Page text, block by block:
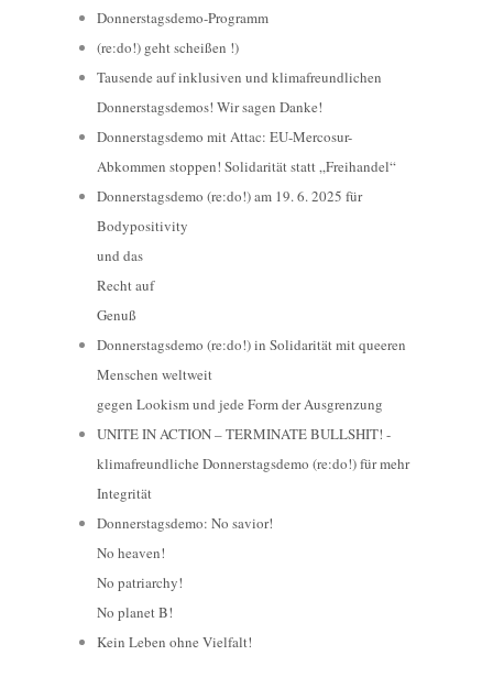
Donnerstagsdemo-Programm
(re:do!) geht scheißen !)
Tausende auf inklusiven und klimafreundlichen
Donnerstagsdemos! Wir sagen Danke!
Donnerstagsdemo mit Attac: EU-Mercosur-
Abkommen stoppen! Solidarität statt „Freihandel“
Donnerstagsdemo (re:do!) am 19. 6. 2025 für
Bodypositivity
und das
Recht auf
Genuß
Donnerstagsdemo (re:do!) in Solidarität mit queeren
Menschen weltweit
gegen Lookism und jede Form der Ausgrenzung
UNITE IN ACTION – TERMINATE BULLSHIT! -
klimafreundliche Donnerstagsdemo (re:do!) für mehr
Integrität
Donnerstagsdemo: No savior!
No heaven!
No patriarchy!
No planet B!
Kein Leben ohne Vielfalt!